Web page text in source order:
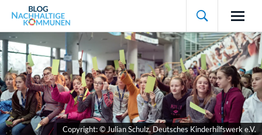

Copyright: © Julian Schulz, Deutsches Kinderhilfswerk e.V.